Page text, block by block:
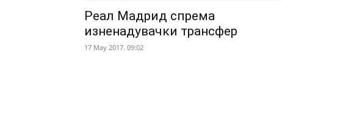
Реал Мадрид спрема
изненадувачки трансфер
17 May 2017. 09:02